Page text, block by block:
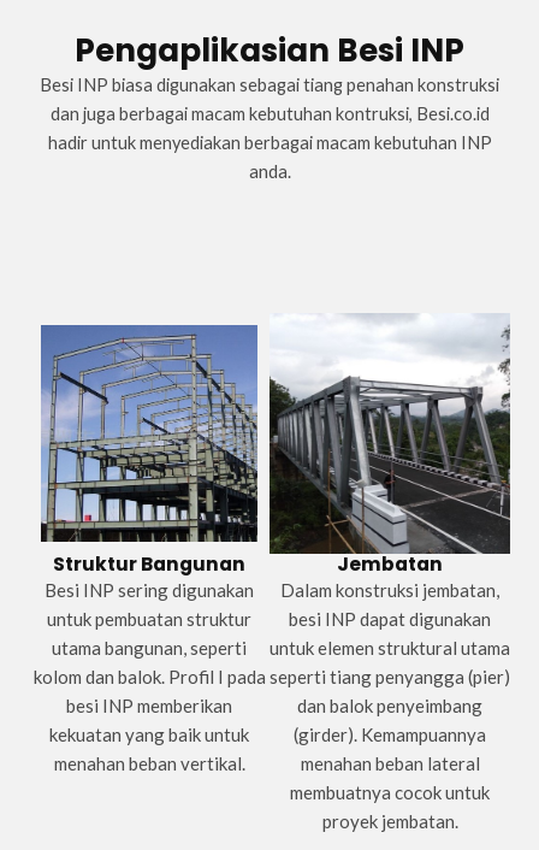
Pengaplikasian Besi INP
Besi INP biasa digunakan sebagai tiang penahan konstruksi
dan juga berbagai macam kebutuhan kontruksi, Besi.co.id
hadir untuk menyediakan berbagai macam kebutuhan INP
anda.
Struktur Bangunan
Besi INP sering digunakan
untuk pembuatan struktur
utama bangunan, seperti
kolom dan balok. Profil I pada
besi INP memberikan
kekuatan yang baik untuk
menahan beban vertikal.
Jembatan
Dalam konstruksi jembatan,
besi INP dapat digunakan
untuk elemen struktural utama
seperti tiang penyangga (pier)
dan balok penyeimbang
(girder). Kemampuannya
menahan beban lateral
membuatnya cocok untuk
proyek jembatan.